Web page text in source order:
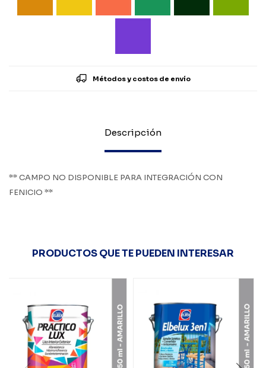
Métodos y costos de envío
Descripción
** CAMPO NO DISPONIBLE PARA INTEGRACIÓN CON
FENICIO **
PRODUCTOS QUE TE PUEDEN INTERESAR